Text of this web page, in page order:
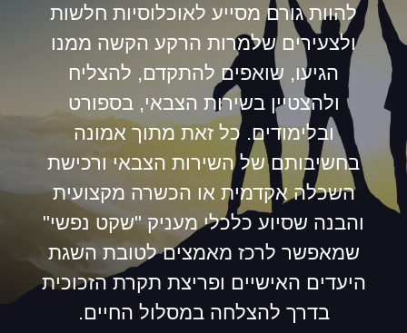
להוות גורם מסייע לאוכלוסיות חלשות
ולצעירים שלמרות הרקע הקשה ממנו
הגיעו, שואפים להתקדם, להצליח
ולהצטיין בשירות הצבאי, בספורט
ובלימודים. כל זאת מתוך אמונה
בחשיבותם של השירות הצבאי ורכישת
השכלה אקדמית או הכשרה מקצועית
והבנה שסיוע כלכלי מעניק "שקט נפשי"
שמאפשר לרכז מאמצים לטובת השגת
היעדים האישיים ופריצת תקרת הזכוכית
בדרך להצלחה במסלול החיים.